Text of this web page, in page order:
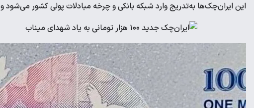
این ایران‌چک‌ها به‌تدریج وارد شبکه بانکی و چرخه مبادلات پولی کشور می‌شود